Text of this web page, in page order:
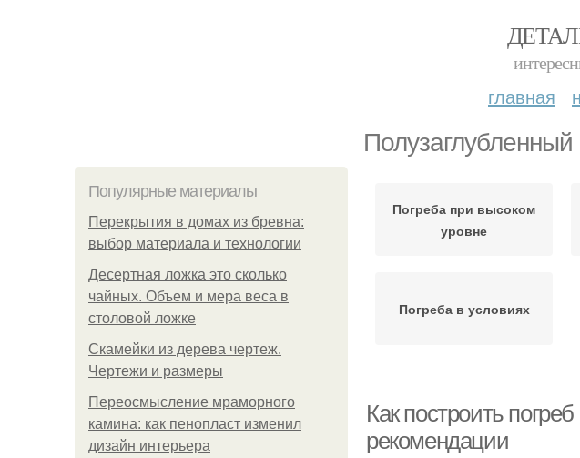
главная
Полузаглубленный
Популярные материалы
Перекрытия в домах из бревна:
выбор материала и технологии
Десертная ложка это сколько
чайных. Объем и мера веса в
столовой ложке
Скамейки из дерева чертеж.
Чертежи и размеры
Переосмысление мраморного
камина: как пенопласт изменил
дизайн интерьера
Погреба при высоком
уровне
Погреба в условиях
Как построить
рекомендации